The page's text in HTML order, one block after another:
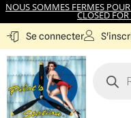
NOUS SOMMES FERMES
CLOSED
Se connecter